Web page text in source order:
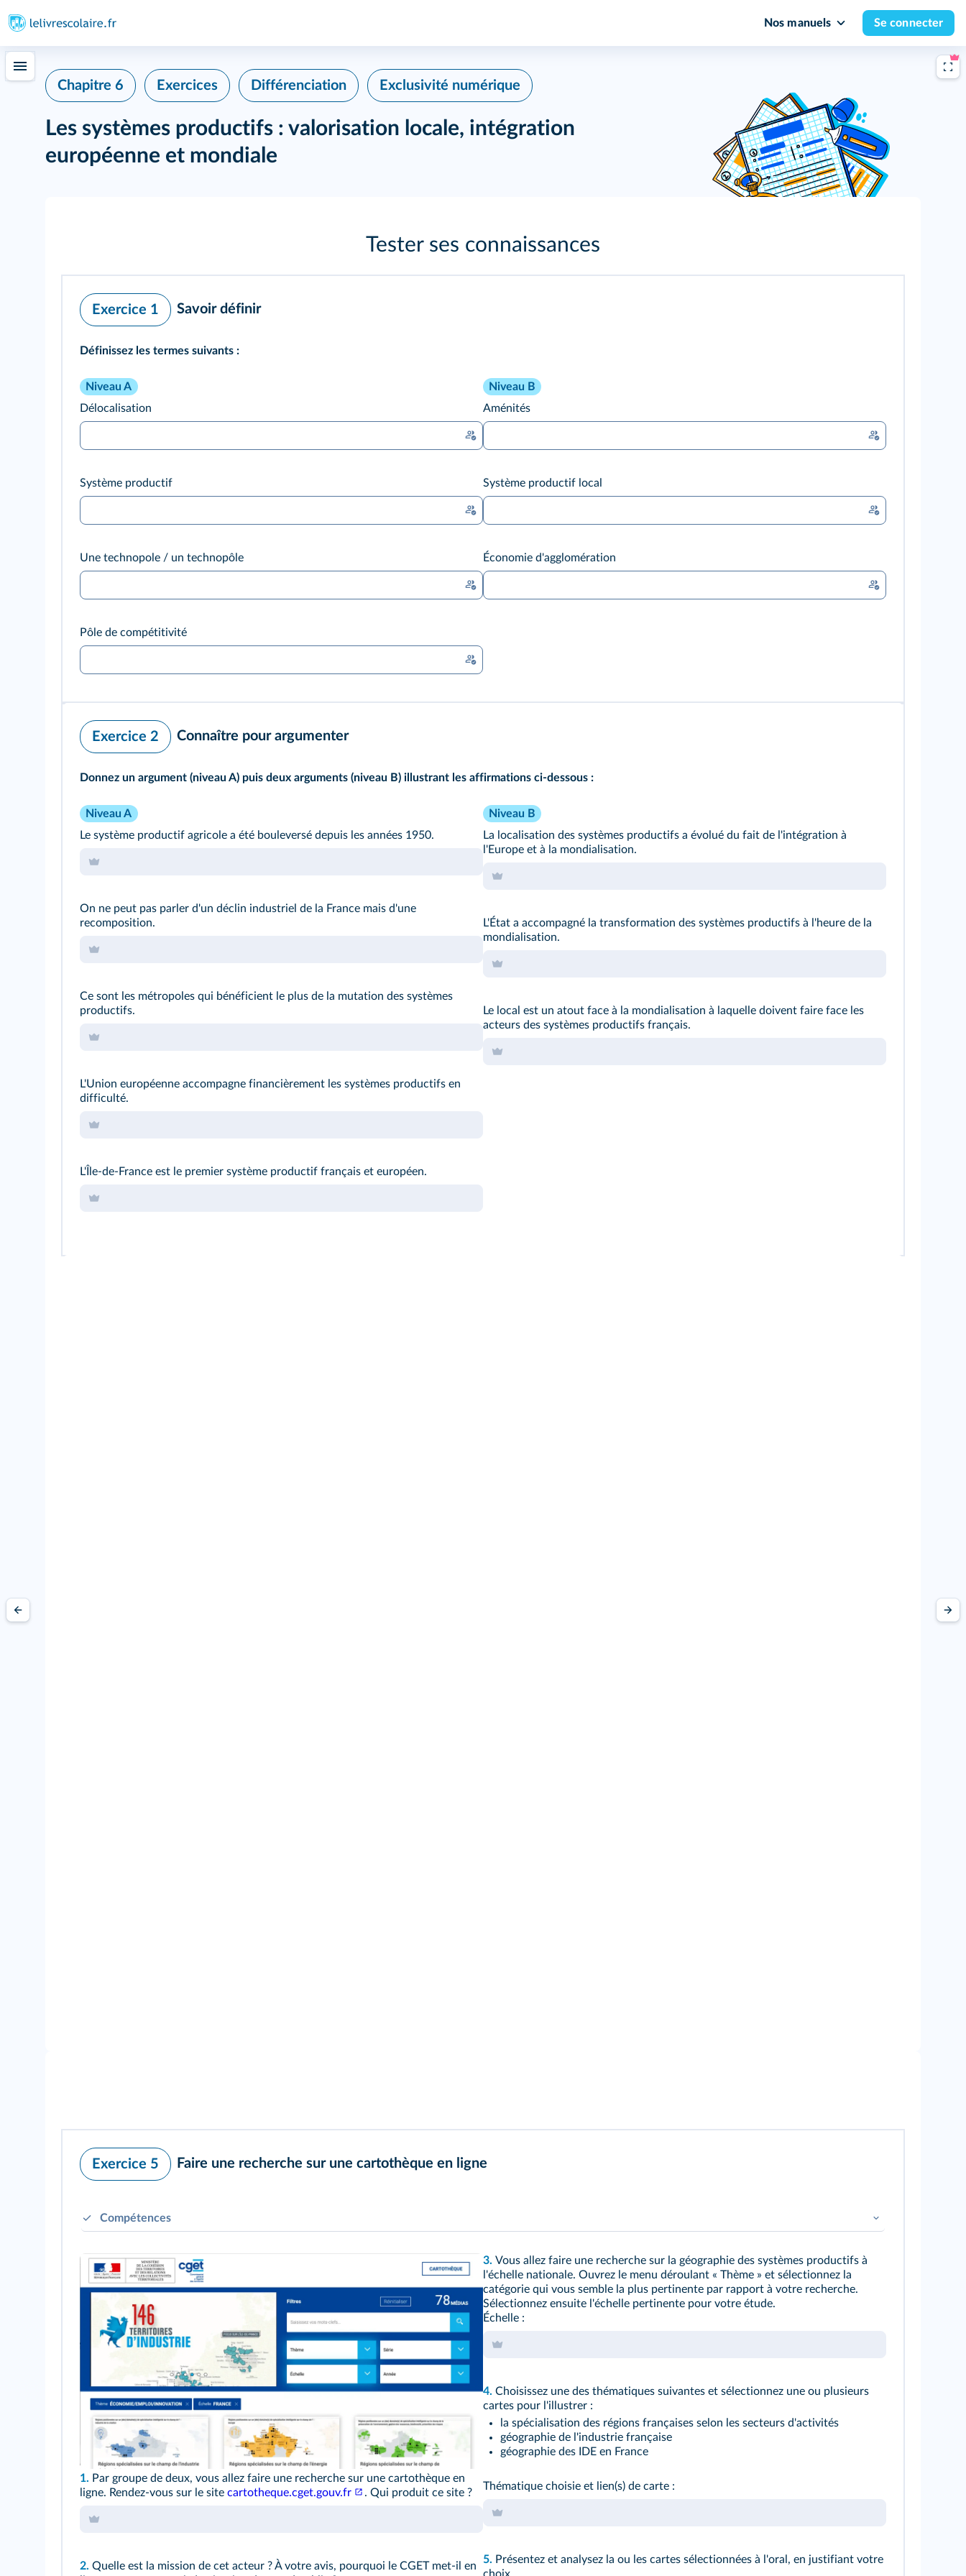
Nos manuels Se connecter
Chapitre 6 Exercices Différenciation Exclusivité numérique
Les systèmes productifs : valorisation locale, intégration
européenne et mondiale
Tester ses connaissances
Exercice 1 Savoir définir
Définissez les termes suivants :
Niveau A
Délocalisation
Système productif
Une technopole / un technopôle
Pôle de compétitivité
Niveau B
Aménités
Système productif local
Économie d'agglomération
Exercice 2 Connaître pour argumenter
Donnez un argument (niveau A) puis deux arguments (niveau B) illustrant les affirmations ci-dessous :
Niveau A
Le système productif agricole a été bouleversé depuis les années 1950.
On ne peut pas parler d'un déclin industriel de la France mais d'une
recomposition.
Ce sont les métropoles qui bénéficient le plus de la mutation des systèmes
productifs.
L'Union européenne accompagne financièrement les systèmes productifs en
difficulté.
L'Île-de-France est le premier système productif français et européen.
Niveau B
La localisation des systèmes productifs a évolué du fait de l'intégration à
l'Europe et à la mondialisation.
L'État a accompagné la transformation des systèmes productifs à l'heure de la
mondialisation.
Le local est un atout face à la mondialisation à laquelle doivent faire face les
acteurs des systèmes productifs français.
Exercice 5 Faire une recherche sur une cartothèque en ligne
Compétences
1. Par groupe de deux, vous allez faire une recherche sur une cartothèque en
ligne. Rendez-vous sur le site cartotheque.cget.gouv.fr . Qui produit ce site ?
2. Quelle est la mission de cet acteur ? À votre avis, pourquoi le CGET met-il en
3. Vous allez faire une recherche sur la géographie des systèmes productifs à
l'échelle nationale. Ouvrez le menu déroulant « Thème » et sélectionnez la
catégorie qui vous semble la plus pertinente par rapport à votre recherche.
Sélectionnez ensuite l'échelle pertinente pour votre étude.
Échelle :
4. Choisissez une des thématiques suivantes et sélectionnez une ou plusieurs
cartes pour l'illustrer :
la spécialisation des régions françaises selon les secteurs d'activités
géographie de l'industrie française
géographie des IDE en France
Thématique choisie et lien(s) de carte :
5. Présentez et analysez la ou les cartes sélectionnées à l'oral, en justifiant votre